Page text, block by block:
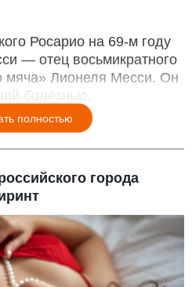
Росарио на 69-м году
— отец восьмикратного
мяча» Лионеля Месси. Он
болезнью.
полностью
города